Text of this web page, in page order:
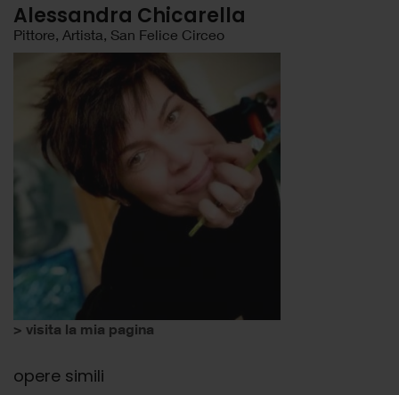
Alessandra Chicarella
Pittore, Artista, San Felice Circeo
> visita la mia pagina
opere simili